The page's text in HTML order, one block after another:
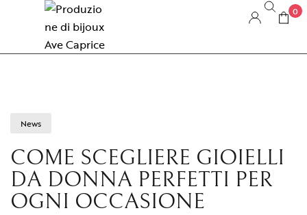
0
News
COME SCEGLIERE GIOIELLI
DA DONNA PERFETTI PER
OGNI OCCASIONE